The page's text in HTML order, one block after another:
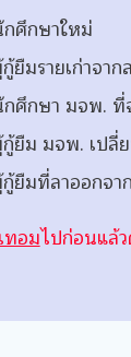
ศึกษาใหม่
ยืมรายเก่าจา
ศึกษา มจพ. ที่
ยืม มจพ. เปลี่
ยืมที่ลาออกจา
ทอมไปก่อนแล้